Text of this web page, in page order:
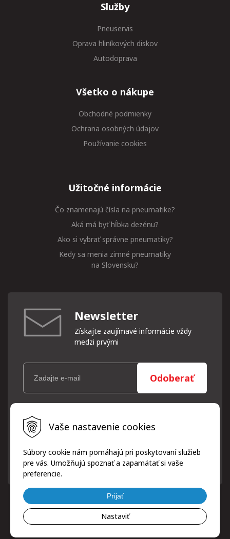
Vaše nastavenie cookies
Súbory cookie nám pomáhajú pri poskytovaní služieb
pre vás. Umožňujú spoznať a zapamätať si vaše
preferencie.
Prijať
Nastaviť
Služby
Pneuservis
Oprava hliníkových diskov
Autodoprava
Všetko o nákupe
Obchodné podmienky
Ochrana osobných údajov
Používanie cookies
Užitočné informácie
Čo znamenajú čísla na pneumatike?
Aká má byť hĺbka dezénu?
Ako si vybrať správne pneumatiky?
Kedy sa menia zimné pneumatiky
na Slovensku?
Newsletter
Získajte zaujímavé informácie vždy
medzi prvými
Odoberať
Vaše osobné údaje (email) budeme spracovávať len za týmto
účelom v súlade s platnou legislatívou a zásadami ochrany
osobných údajov. Súhlas potvrdíte kliknutím na odkaz, ktorý
písomne, emailom alebo kliknutím na odkaz z ktoréhokoľvek
informačného emailu.
© 2026 ProfiPneuServis!